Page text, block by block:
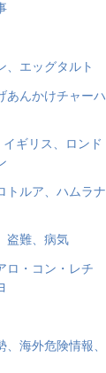
、エッグタルト
あんかけチャーハ
ギリス、ロンド
トルア、ハムラナ
盗難、病気
ロ・コン・レチ
海外危険情報、